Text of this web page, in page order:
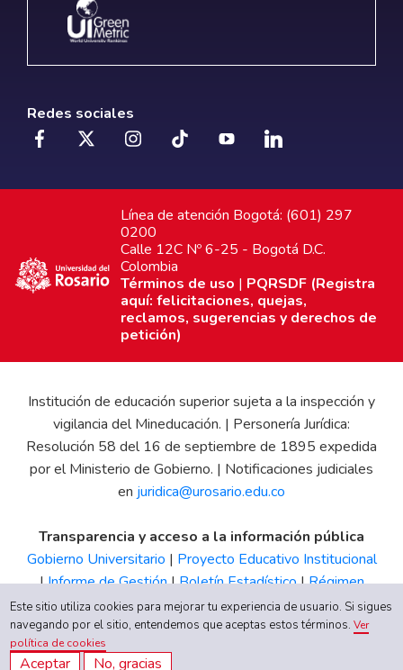
Redes sociales
Línea de atención Bogotá: (601) 297
0200
Calle 12C Nº 6-25 - Bogotá D.C.
Colombia
Términos de uso | PQRSDF (Registra
aquí: felicitaciones, quejas,
reclamos, sugerencias y derechos de
petición)
Institución de educación superior sujeta a la inspección y
vigilancia del Mineducación. | Personería Jurídica:
Resolución 58 del 16 de septiembre de 1895 expedida
por el Ministerio de Gobierno. | Notificaciones judiciales
en juridica@urosario.edu.co
Transparencia y acceso a la información pública
Gobierno Universitario | Proyecto Educativo Institucional
|Informe de Gestión|Boletín Estadístico|Régimen
Tributario|Estados Financieros |Código de Ética| Canal
de Integridad UR
Este sitio utiliza cookies para mejorar tu experiencia de usuario. Si sigues
navegando por el sitio, entendemos que aceptas estos términos.Ver
política de cookies
Aceptar No, gracias